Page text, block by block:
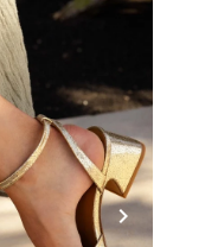
chevron_right